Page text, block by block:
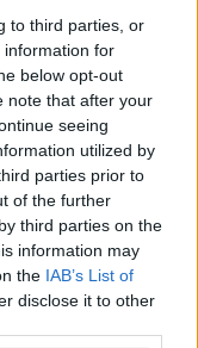
to third parties, or
information for
below opt-out
note that after your
seeing
utilized by
parties prior to
of the further
third parties on the
information may
the IAB’s List of
disclose it to other